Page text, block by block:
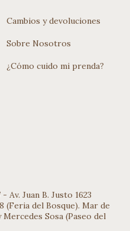
Cambios y devoluciones
Sobre Nosotros
¿Cómo cuido mi prenda?
Av. Juan B. Justo 1623
(Feria del Bosque). Mar de
Sosa (Paseo del